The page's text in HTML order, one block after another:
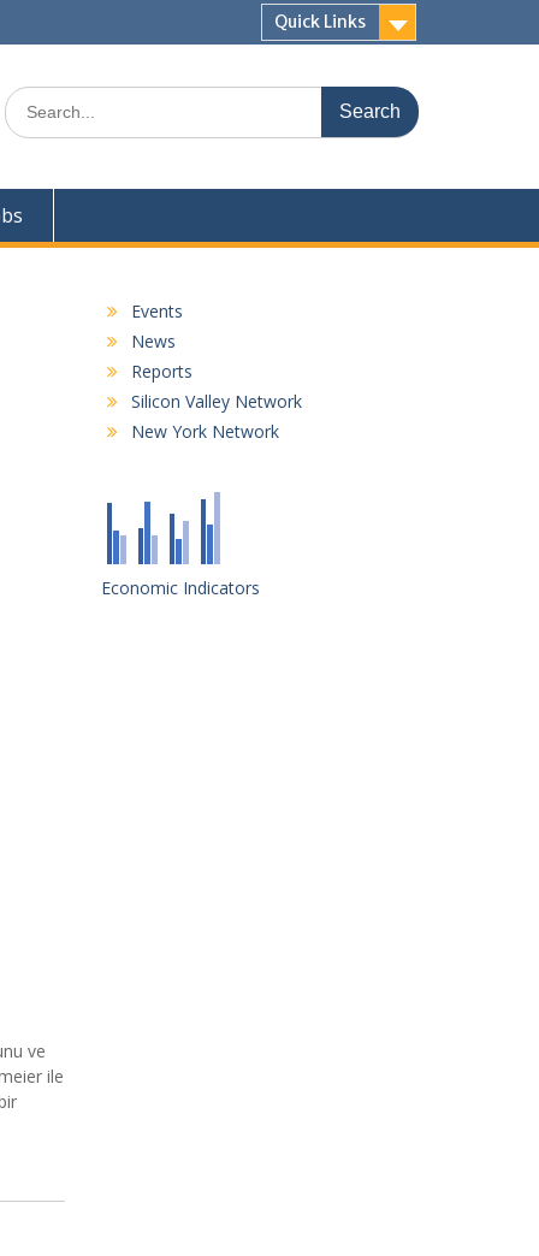
Quick Links
Search
for:
ve
ile
Events
News
Reports
Silicon Valley Network
New York Network
Economic Indicators